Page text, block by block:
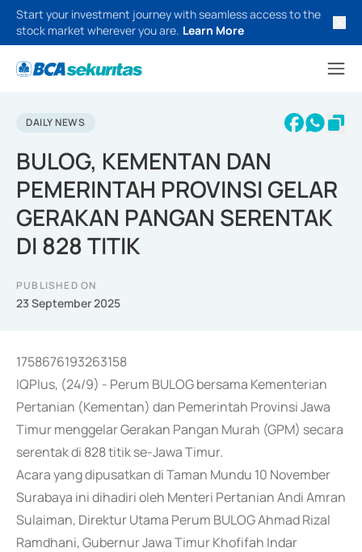
Start your investment journey with seamless access to the
stock market wherever you are. Learn More
DAILY NEWS
BULOG, KEMENTAN DAN
PEMERINTAH PROVINSI GELAR
GERAKAN PANGAN SERENTAK
DI 828 TITIK
PUBLISHED ON
23 September 2025
1758676193263158
IQPlus, (24/9) - Perum BULOG bersama Kementerian
Pertanian (Kementan) dan Pemerintah Provinsi Jawa
Timur menggelar Gerakan Pangan Murah (GPM) secara
serentak di 828 titik se-Jawa Timur.
Acara yang dipusatkan di Taman Mundu 10 November
Surabaya ini dihadiri oleh Menteri Pertanian Andi Amran
Sulaiman, Direktur Utama Perum BULOG Ahmad Rizal
Ramdhani, Gubernur Jawa Timur Khofifah Indar